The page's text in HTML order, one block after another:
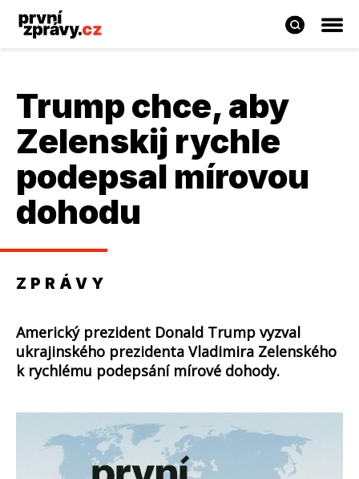
Trump chce, aby
Zelenskij rychle
podepsal mírovou
dohodu
ZPRÁVY
Americký prezident Donald Trump vyzval
ukrajinského prezidenta Vladimira Zelenského
k rychlému podepsání mírové dohody.